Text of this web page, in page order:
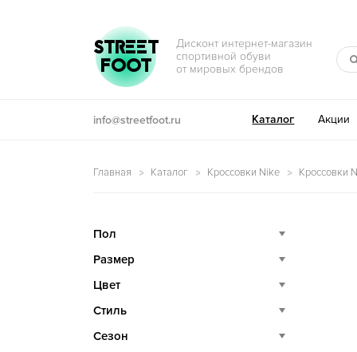
Перейти к навигации
Перейти к содержимому
STREET
FOOT
Дисконт интернет-магазин
спортивной обуви
от мировых брендов
info@streetfoot.ru Каталог Акции
Главная Каталог Кроссовки Nike Кроссовки
Пол
Размер
Цвет
Стиль
Сезон